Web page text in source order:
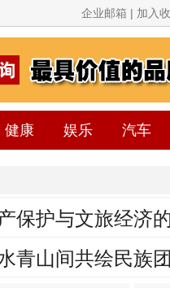
企业邮箱 | 加入
健康 娱乐 汽车
保护与文旅经济
青山间共绘民族